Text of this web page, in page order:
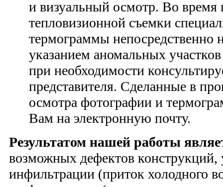
и визуальный осмотр. Во время
тепловизионной съемки
термограммы непосредственно
указанием аномальных
при необходимости
представителя. Сделанные в
осмотра фотографии и
Вам на электронную почту.
Результатом нашей работы
возможных дефектов конструкций,
инфильтрации (приток холодного